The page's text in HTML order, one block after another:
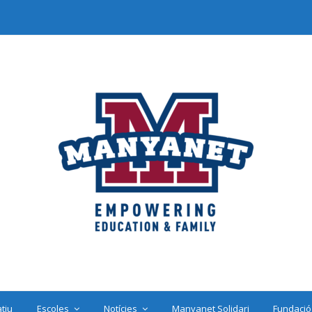
Escoles Notícies Manyanet Solidari Fundació